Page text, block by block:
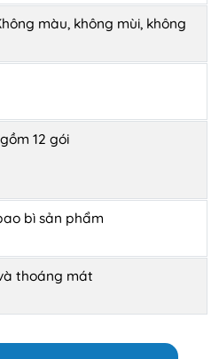
màu, không mùi, không
12 gói
bì sản phẩm
thoáng mát